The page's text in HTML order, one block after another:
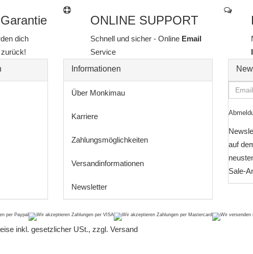
dich
ONLINE SUPPORT
Schnell und sicher - Online Email
Service
Informationen
Über Monkimau
Karriere
Zahlungsmöglichkeiten
Versandinformationen
Newsletter
Email-
auf
Sale-
inkl. gesetzlicher USt., zzgl. Versand